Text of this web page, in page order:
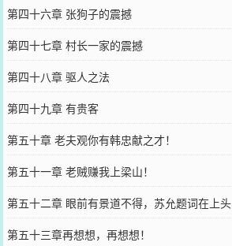
第四十六章 张狗子的震撼
第四十七章 村长一家的震撼
第四十八章 驱人之法
第四十九章 有贵客
第五十章 老夫观你有韩忠献之才！
第五十一章 老贼赚我上梁山！
第五十二章 眼前有景道不得，苏允题词在上头
第五十三章再想想，再想想！